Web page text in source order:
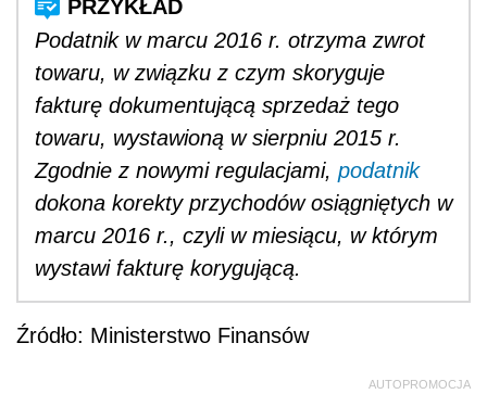
Podatnik w marcu 2016 r. otrzyma zwrot
towaru, w związku z czym skoryguje
fakturę dokumentującą sprzedaż tego
towaru, wystawioną w sierpniu 2015 r.
Zgodnie z nowymi regulacjami, podatnik
dokona korekty przychodów osiągniętych w
marcu 2016 r., czyli w miesiącu, w którym
wystawi fakturę korygującą.
Źródło: Ministerstwo Finansów
AUTOPROMOCJA